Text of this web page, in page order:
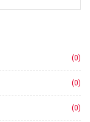
(0)
(0)
(0)